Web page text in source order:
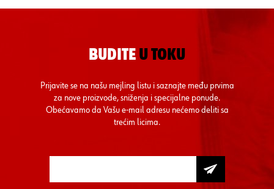
BUDITE U TOKU
Prijavite se na našu mejling listu i saznajte među prvima
za nove proizvode, sniženja i specijalne ponude.
Obećavamo da Vašu e-mail adresu nećemo deliti sa
trećim licima.